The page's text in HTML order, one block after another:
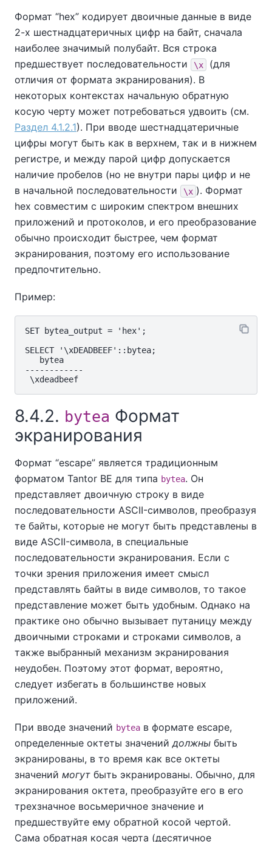
Формат “hex” кодирует двоичные данные в виде
2-х шестнадцатеричных цифр на байт, сначала
наиболее значимый полубайт. Вся строка
предшествует последовательности
\x
(для
отличия от формата экранирования). В
некоторых контекстах начальную обратную
косую черту может потребоваться удвоить (см.
Раздел 4.1.2.1). При вводе шестнадцатеричные
цифры могут быть как в верхнем, так и в нижнем
регистре, и между парой цифр допускается
наличие пробелов (но не внутри пары цифр и не
в начальной последовательности
\x ). Формат
hex совместим с широким спектром внешних
приложений и протоколов, и его преобразование
обычно происходит быстрее, чем формат
экранирования, поэтому его использование
предпочтительно.
Пример:
SET bytea_output = 'hex';
SELECT '\xDEADBEEF'::bytea;
   bytea
------------
8.4.2. bytea Формат
экранирования
Формат “escape” является традиционным
форматом Tantor BE для типа bytea. Он
представляет двоичную строку в виде
последовательности ASCII-символов, преобразуя
те байты, которые не могут быть представлены в
виде ASCII-символа, в специальные
последовательности экранирования. Если с
точки зрения приложения имеет смысл
представлять байты в виде символов, то такое
представление может быть удобным. Однако на
практике оно обычно вызывает путаницу между
двоичными строками и строками символов, а
также выбранный механизм экранирования
неудобен. Поэтому этот формат, вероятно,
следует избегать в большинстве новых
приложений.
При вводе значений bytea в формате escape,
определенные октеты значений должны быть
экранированы, в то время как все октеты
значений могут быть экранированы. Обычно, для
экранирования октета, преобразуйте его в его
трехзначное восьмеричное значение и
предшествуйте ему обратной косой чертой.
Сама обратная косая черта (десятичное